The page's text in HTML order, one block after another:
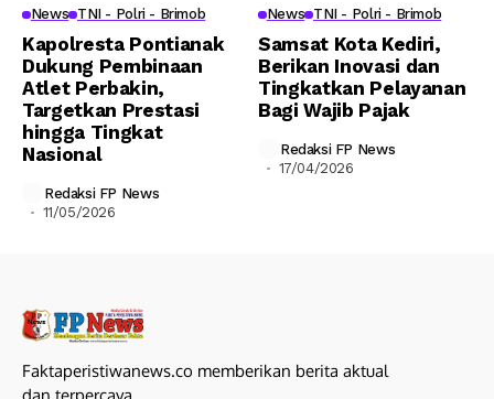
News TNI - Polri - Brimob
Kapolresta Pontianak
Dukung Pembinaan
Atlet Perbakin,
Targetkan Prestasi
hingga Tingkat
Nasional
Redaksi FP News
11/05/2026
News TNI - Polri - Brimob
Samsat Kota Kediri,
Berikan Inovasi dan
Tingkatkan Pelayanan
Bagi Wajib Pajak
Redaksi FP News
17/04/2026
Faktaperistiwanews.co memberikan berita aktual